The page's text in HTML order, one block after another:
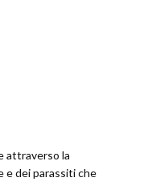
attraverso la
e dei parassiti che